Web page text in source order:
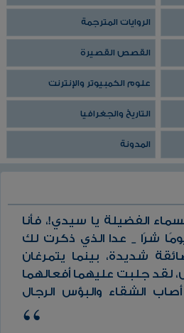
الروايات المترجمة
القصص القصيرة
علوم الكمبيوتر والإنترنت
التاريخ والجغرافيا
المدونة
الفضيلة يا سيدي!، فأنا
شرًا _ عدا الذي ذكرت لك
شديدة، بينما يتمرغان
لقد جلبت عليهما أفعالهما
الشقاء والبؤس الرجال